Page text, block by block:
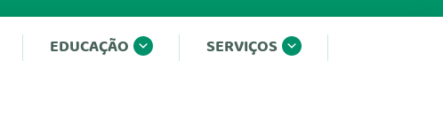
EDUCAÇÃO SERVIÇOS